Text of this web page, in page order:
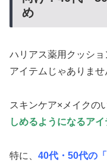
め
ハリアス薬用クッシ
アイテムじゃありませ
スキンケア×メイクの
しめるようになるアイ
特に、 40代・50代の